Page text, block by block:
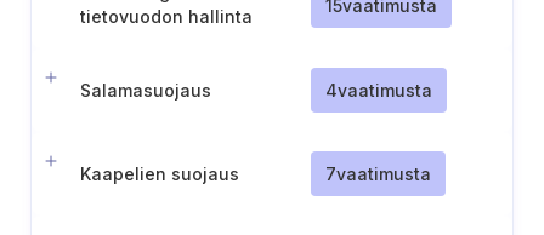
tietovuodon hallinta
15vaatimusta
Salamasuojaus 4vaatimusta
Kaapelien suojaus 7vaatimusta